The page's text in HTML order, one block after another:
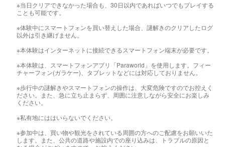
※当日クリアできなかった場合も、30日以内であればいつでもプレイする
ことも可能です。
※体験中にスマートフォンを買い替えした場合、謎解きのクリアしたログ
以外は引き継げません。
※本体験はインターネットに接続できるスマートフォン端末が必要です。
※本体験は、スマートフォンアプリ「Paraworld」を使用します。フィー
チャーフォン(ガラケー)、タブレットなどには対応しておりません。
※歩行中の謎解きやスマートフォンの操作は、大変危険ですのでお控えく
ださい。また、急に立ち止まらず、周囲に注意しながら安全にお楽しみ
ください。
※私有地にははいらないでください。
※参加中は、買い物や観光をされている周囲の方へのご配慮をお願いいた
します。また、公共の道路や施設内での座り込みは、トラブルの原因と